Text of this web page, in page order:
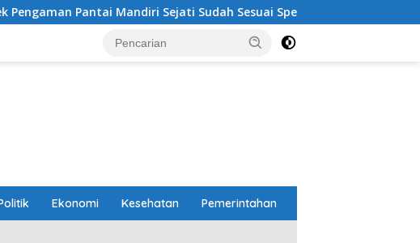
Sejati Sudah Sesuai Spesifikasi Perbaikan Jalan RA
Ekonomi Kesehatan Pemerintahan